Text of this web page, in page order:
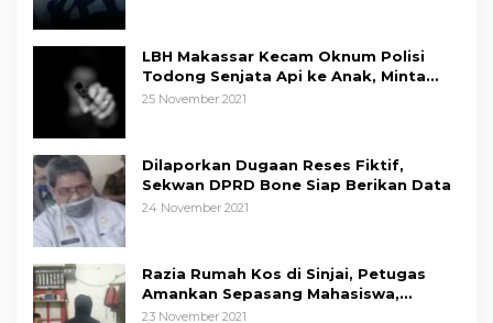
LBH Makassar Kecam Oknum Polisi
Todong Senjata Api ke Anak, Minta
Kapolda Sulsel Tindak Tegas
25 November 2021
Dilaporkan Dugaan Reses Fiktif,
Sekwan DPRD Bone Siap Berikan Data
24 November 2021
Razia Rumah Kos di Sinjai, Petugas
Amankan Sepasang Mahasiswa,
Mengaku Berpacaran
23 November 2021